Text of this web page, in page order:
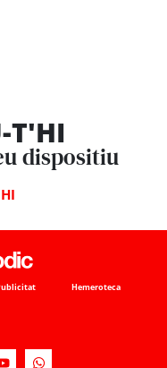
T'HI
dispositiu
Hemeroteca